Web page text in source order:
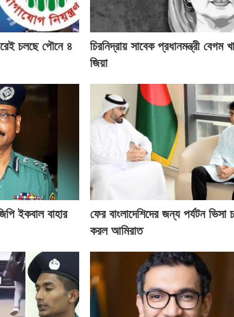
চলছে পৌনে ৪
চিরনিদ্রায় সাবেক প্রধানমন্ত্রী বেগম
জিয়া
ইকবাল বাহার
ফের বাংলাদেশিদের জন্য পর্যটন ভিসা
করল আমিরাত